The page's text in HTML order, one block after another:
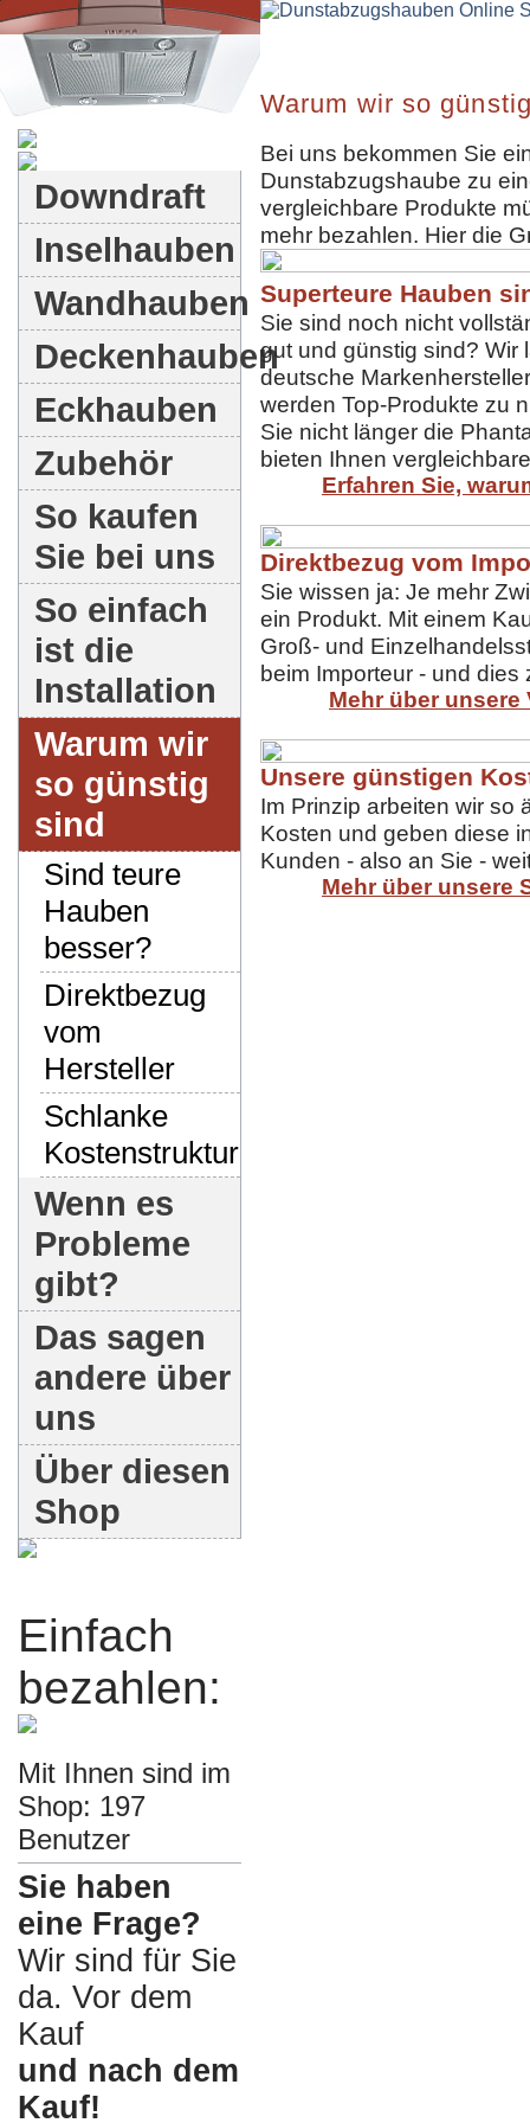
Downdraft
Inselhauben
Wandhauben
Deckenhauben
Eckhauben
Zubehör
So kaufen
Sie bei uns
So einfach
ist die
Installation
Warum wir
so günstig
sind
Sind teure
Hauben
besser?
Direktbezug
vom
Hersteller
Schlanke
Kostenstruktur
Wenn es
Probleme
gibt?
Das sagen
andere über
uns
Über diesen
Shop
Einfach
bezahlen:
Mit Ihnen sind im
Shop: 197
Benutzer
Sie haben
eine Frage?
Wir sind für Sie
da. Vor dem
Kauf
und nach dem
Kauf!
Warum wir so
Bei uns bekommen Sie
Dunstabzugshaube zu
vergleichbare Produkte
mehr bezahlen. Hier die
Superteure Hauben
Sie sind noch nicht
gut und günstig sind? Wir
deutsche
werden Top-Produkte zu
Sie nicht länger die
bieten Ihnen
Erfahren Sie,
Direktbezug vom
Sie wissen ja: Je mehr
ein Produkt. Mit einem
Groß- und
beim Importeur - und
Mehr über
Unsere günstigen
Im Prinzip arbeiten wir so
Kosten und geben diese
Kunden - also an Sie -
Mehr über unsere